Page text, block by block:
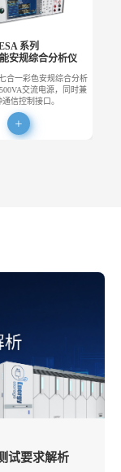
系列
安规综合分析仪
合一彩色安规综合分析
交流电源，同时兼
信控制接口。
试要求解析